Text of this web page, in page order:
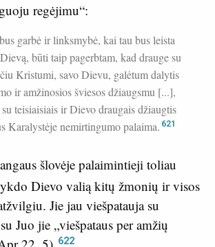
regėjimu“:
garbė ir linksmybė, kai tau bus leista
būti taip pagerbtam, kad drauge su
Kristumi, savo Dievu, galėtum dalytis
ir amžinosios šviesos džiaugsmu [...],
teisiaisiais ir Dievo draugais džiaugtis
Karalystėje nemirtingumo palaima. 621
šlovėje palaimintieji toliau
Dievo valią kitų žmonių ir visos
Jie jau viešpatauja su
Juo jie „viešpataus per amžių
622